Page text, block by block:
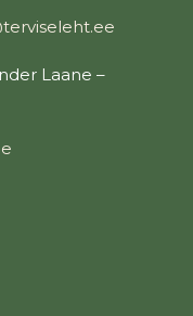
Laane –